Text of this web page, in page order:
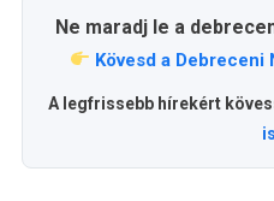
Ne maradj le a
Kövesd a Debreceni
A legfrissebb hírekért
is